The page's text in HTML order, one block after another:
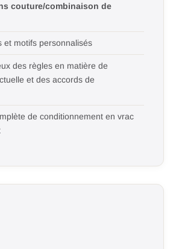
couture/combinaison de
et motifs personnalisés
des règles en matière de
et des accords de
de conditionnement en vrac